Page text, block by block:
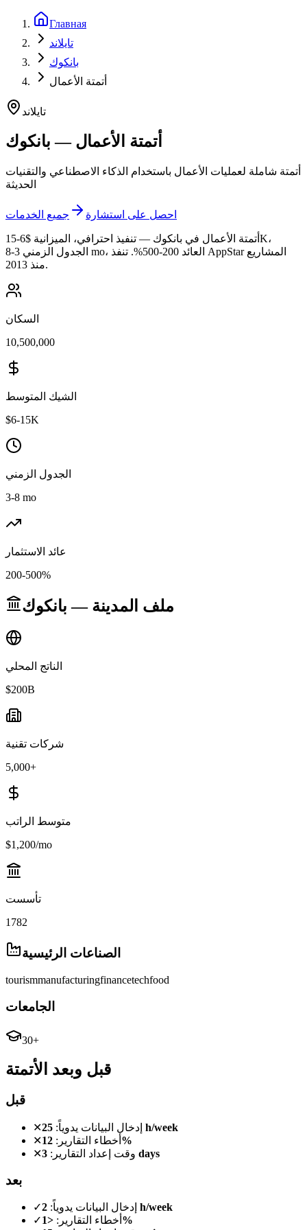
Главная
تايلاند
بانكوك
أتمتة الأعمال
تايلاند
أتمتة الأعمال — بانكوك
أتمتة شاملة لعمليات الأعمال باستخدام الذكاء الاصطناعي والتقنيات
الحديثة
احصل على استشارة جميع الخدمات
أتمتة الأعمال في بانكوك — تنفيذ احترافي، الميزانية $6-15K،
الجدول الزمني 3-8 mo، العائد 200-500%. تنفذ AppStar المشاريع
منذ 2013.
السكان
10,500,000
الشيك المتوسط
$6-15K
الجدول الزمني
3-8 mo
عائد الاستثمار
200-500%
ملف المدينة — بانكوك
الناتج المحلي
$200B
شركات تقنية
5,000+
متوسط الراتب
$1,200/mo
تأسست
1782
الصناعات الرئيسية
tourismmanufacturingfinancetechfood
الجامعات
30+
قبل وبعد الأتمتة
قبل
✕ إدخال البيانات يدوياً: 25 h/week
✕
أخطاء التقارير: 12%
✕
وقت إعداد التقارير: 3 days
بعد
✓ إدخال البيانات يدوياً: 2 h/week
✓
أخطاء التقارير: <1%